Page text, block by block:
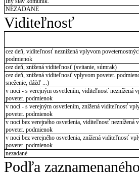
NEZADANÉ
Viditeľnosť
cez deň, viditeľnosť neznížená vplyvom
podmienok
cez deň, znížená viditeľnosť (svitanie, súmrak)
cez deň, znížená viditeľnosť vplyvom poveter.
sneženie, dážď ...)
v noci - s verejným osvetlením, viditeľnosť neznížená
poveter. podmienok
v noci - s verejným osvetlením, znížená viditeľnosť
poveter. podmienok
v noci bez verejného osvetlenia, viditeľnosť neznížená
poveter. podmienok
v noci bez verejného osvetlenia, znížená viditeľnosť
poveter. podmienok
nezadané
Podľa